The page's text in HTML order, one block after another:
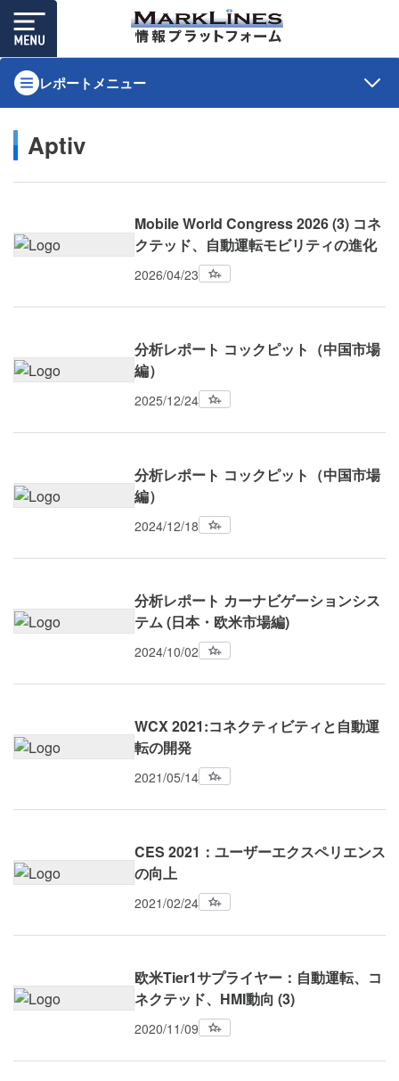
レポートメニュー
Aptiv
Mobile World Congress 2026 (3) コネ
クテッド、自動運転モビリティの進化
2026/04/23
分析レポート コックピット（中国市場
編）
2025/12/24
分析レポート コックピット（中国市場
編）
2024/12/18
分析レポート カーナビゲーションシス
テム (日本・欧米市場編)
2024/10/02
WCX 2021:コネクティビティと自動運
転の開発
2021/05/14
CES 2021：ユーザーエクスペリエンス
の向上
2021/02/24
欧米Tier1サプライヤー：自動運転、コ
ネクテッド、HMI動向 (3)
2020/11/09